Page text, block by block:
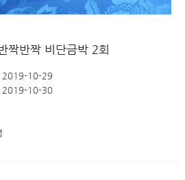
짝반짝 비단금박 2회
10-29
10-30